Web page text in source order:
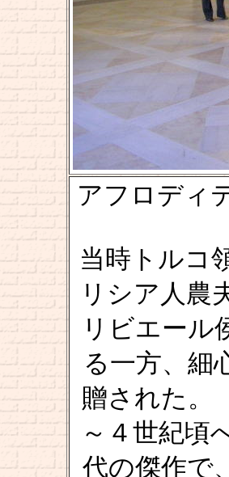
アフロディ
当時トルコ
リシア人農
リビエール
る一方、細
贈された。
～４世紀頃
代の傑作で